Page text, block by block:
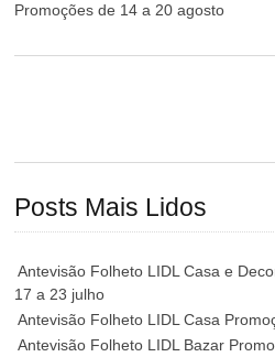
Promoções de 14 a 20 agosto
Posts Mais Lidos
Antevisão Folheto LIDL Casa e
17 a 23 julho
Antevisão Folheto LIDL Casa
Antevisão Folheto LIDL Bazar